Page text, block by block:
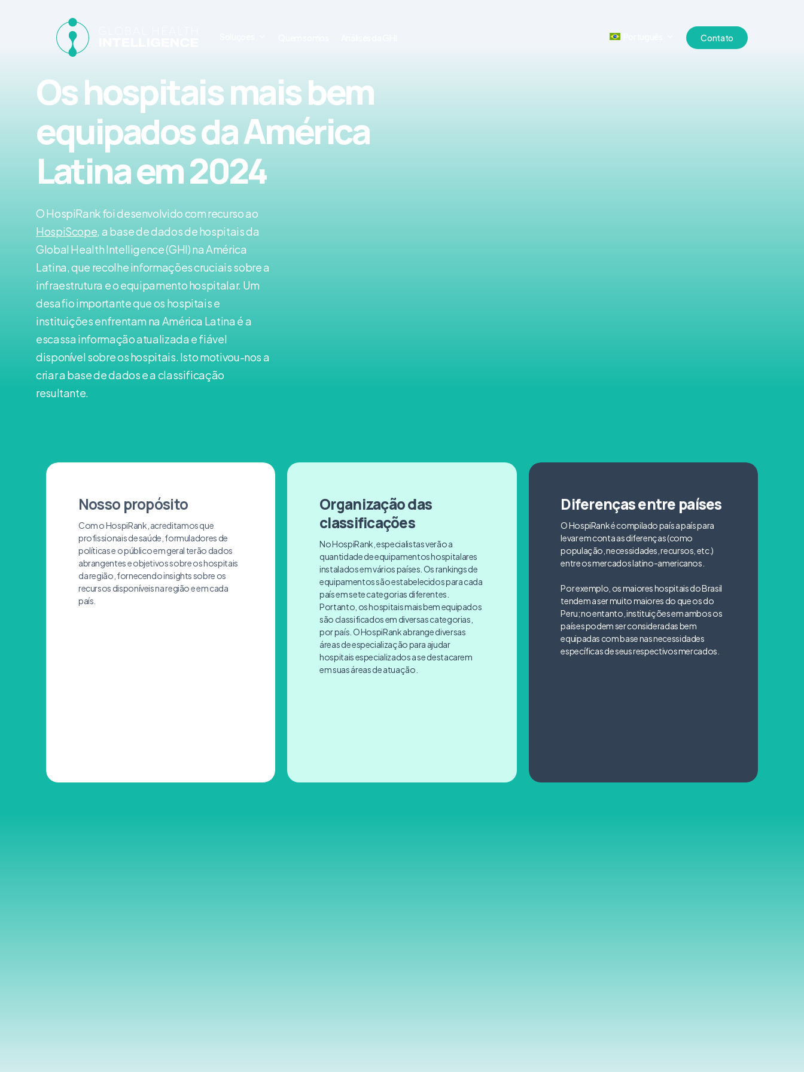
Contato
Os hospitais mais bem
equipados da América
Latina em 2024
O HospiRank foi desenvolvido com recurso ao
HospiScope, a base de dados de hospitais da
Global Health Intelligence (GHI) na América
Latina, que recolhe informações cruciais sobre a
infraestrutura e o equipamento hospitalar. Um
desafio importante que os hospitais e
instituições enfrentam na América Latina é a
escassa informação atualizada e fiável
disponível sobre os hospitais. Isto motivou-nos a
criar a base de dados e a classificação
resultante.
Nosso propósito
Com o HospiRank, acreditamos que
profissionais de saúde, formuladores de
políticas e o público em geral terão dados
abrangentes e objetivos sobre os hospitais
da região, fornecendo insights sobre os
recursos disponíveis na região e em cada
país.
Organização das
classificações
No HospiRank, especialistas verão a
quantidade de equipamentos hospitalares
instalados em vários países. Os rankings de
equipamentos são estabelecidos para cada
país em sete categorias diferentes.
Portanto, os hospitais mais bem equipados
são classificados em diversas categorias,
por país. O HospiRank abrange diversas
áreas de especialização para ajudar
hospitais especializados a se destacarem
em suas áreas de atuação.
Diferenças entre países
O HospiRank é compilado país a país para
levar em conta as diferenças (como
população, necessidades, recursos, etc.)
entre os mercados latino-americanos.
Por exemplo, os maiores hospitais do Brasil
tendem a ser muito maiores do que os do
Peru; no entanto, instituições em ambos os
países podem ser consideradas bem
equipadas com base nas necessidades
específicas de seus respectivos mercados.